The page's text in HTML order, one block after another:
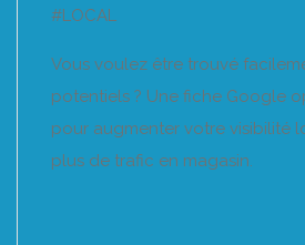
#LOCAL
Vous voulez être trouvé
potentiels ? Une fiche Google
pour augmenter votre visibilité
plus de trafic en magasin.